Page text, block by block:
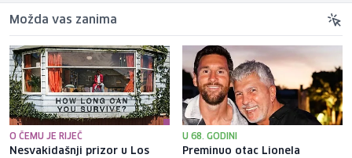
Možda vas zanima
O ČEMU JE RIJEČ
Nesvakidašnji prizor u Los
U 68. GODINI
Preminuo otac Lionela